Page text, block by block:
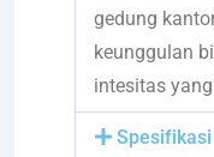
gedung
keunggulan
intesitas
Spesifikasi